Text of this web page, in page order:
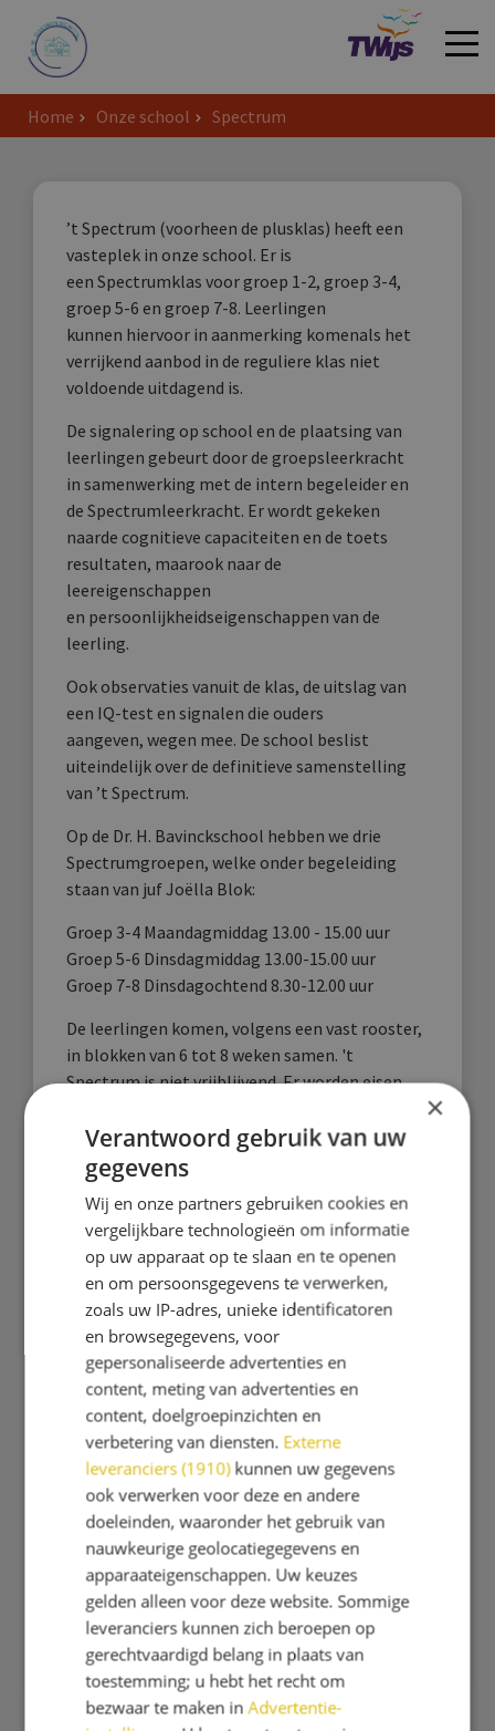
Welkom
Home Onze school Spectrum
’t Spectrum (voorheen de plusklas) heeft een
vasteplek in onze school. Er is
een Spectrumklas voor groep 1-2, groep 3-4,
groep 5-6 en groep 7-8. Leerlingen
kunnen hiervoor in aanmerking komenals het
verrijkend aanbod in de reguliere klas niet
voldoende uitdagend is.
De signalering op school en de plaatsing van
leerlingen gebeurt door de groepsleerkracht
in samenwerking met de intern begeleider en
de Spectrumleerkracht. Er wordt gekeken
naarde cognitieve capaciteiten en de toets
resultaten, maarook naar de
leereigenschappen
en persoonlijkheidseigenschappen van de
leerling.
Ook observaties vanuit de klas, de uitslag van
een IQ-test en signalen die ouders
aangeven, wegen mee. De school beslist
uiteindelijk over de definitieve samenstelling
van ’t Spectrum.
Op de Dr. H. Bavinckschool hebben we drie
Spectrumgroepen, welke onder begeleiding
staan van juf Joëlla Blok:
Groep 3-4 Maandagmiddag 13.00 - 15.00 uur
Groep 5-6 Dinsdagmiddag 13.00-15.00 uur
Groep 7-8 Dinsdagochtend 8.30-12.00 uur
De leerlingen komen, volgens een vast rooster,
in blokken van 6 tot 8 weken samen. 't
Spectrum is niet vrijblijvend. Er worden eisen
Het doel van ’t Spectrum is het aanleren van
specifieke vaardigheden. Dit doen wij
onder andere door middel van meer cognitieve
uitdaging en een anderlesaanbod. Elke
schooljaar wordt er gewerkt met vijf
verschillende themablokken. Tijdens de lessen
wordt er gewerkt aan groepsdoelen en
persoonlijke doelen. Deze sluiten aan bij de
Doelen-/Vaardighedenlijst van Stichting
Leerplan Ontwikkeling (SLO). Belangrijke
onderdelen zijn daarbij ‘leren’, ‘leren denken’en
‘leren (voor het) leven’.
De thema's dit jaar zijn:
- Tussen kunst & kids
- Scheikunde & Techniek
- Informatica & Taal
- Wiskunde & Logica
- Astronomie
×
Verantwoord gebruik van uw
gegevens
Wij en onze partners gebruiken cookies en
vergelijkbare technologieën om informatie
op uw apparaat op te slaan en te openen
en om persoonsgegevens te verwerken,
zoals uw IP-adres, unieke identificatoren
en browsegegevens, voor
gepersonaliseerde advertenties en
content, meting van advertenties en
content, doelgroepinzichten en
verbetering van diensten. Externe
leveranciers (1910)kunnen uw gegevens
ook verwerken voor deze en andere
doeleinden, waaronder het gebruik van
nauwkeurige geolocatiegegevens en
apparaateigenschappen. Uw keuzes
gelden alleen voor deze website. Sommige
leveranciers kunnen zich beroepen op
gerechtvaardigd belang in plaats van
toestemming; u hebt het recht om
bezwaar te maken inAdvertentie-